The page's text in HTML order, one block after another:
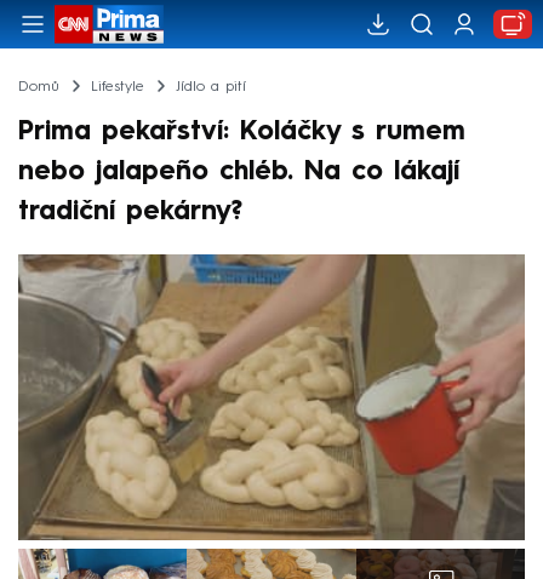
Domů Lifestyle Jídlo a pití
Prima pekařství: Koláčky s rumem
nebo jalapeño chléb. Na co lákají
tradiční pekárny?